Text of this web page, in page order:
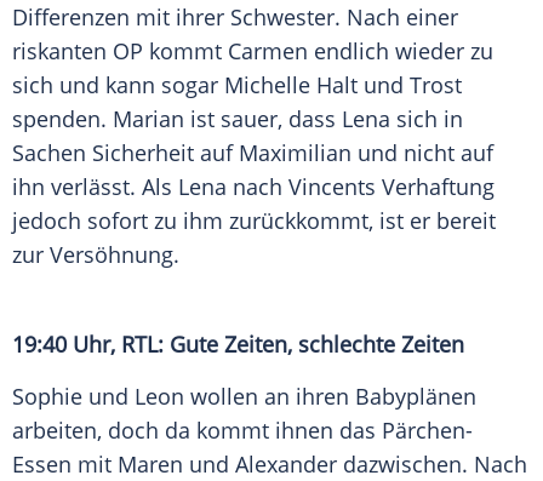
Differenzen mit ihrer Schwester. Nach einer
riskanten OP kommt Carmen endlich wieder zu
sich und kann sogar Michelle Halt und Trost
spenden. Marian ist sauer, dass Lena sich in
Sachen Sicherheit auf Maximilian und nicht auf
ihn verlässt. Als Lena nach Vincents Verhaftung
jedoch sofort zu ihm zurückkommt, ist er bereit
zur Versöhnung.
19:40 Uhr, RTL: Gute Zeiten, schlechte Zeiten
Sophie und Leon wollen an ihren Babyplänen
arbeiten, doch da kommt ihnen das Pärchen-
Essen mit Maren und Alexander dazwischen. Nach